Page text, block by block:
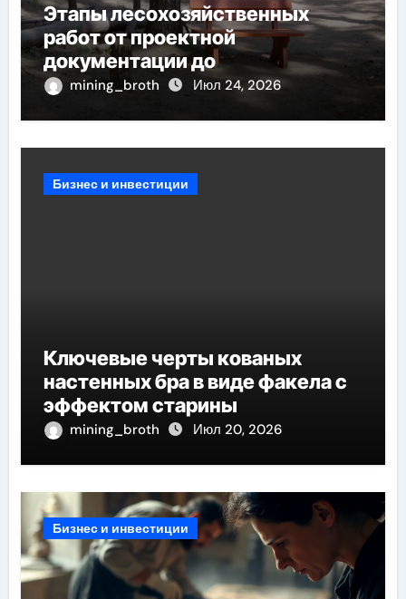
Этапы лесохозяйственных
работ от проектной
документации до
противопожарных мероприятий
и обустройства мест отдыха
mining_broth Июл 24, 2026
Бизнес и инвестиции
Ключевые черты кованых
настенных бра в виде факела с
эффектом старины
mining_broth Июл 20, 2026
Бизнес и инвестиции